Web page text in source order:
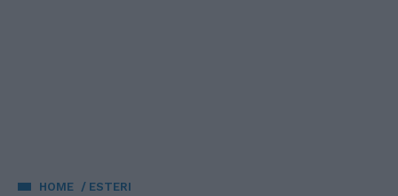
HOME ESTERI